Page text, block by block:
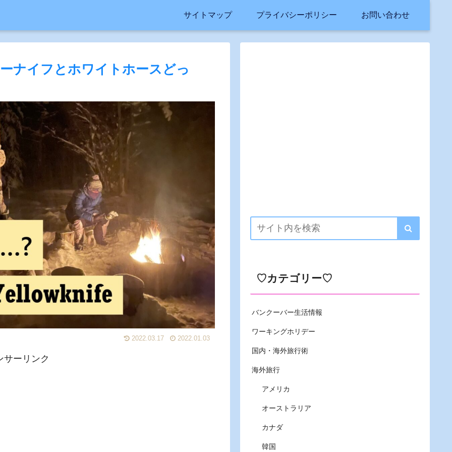
サイトマップ プライバシーポリシー お問い合わせ
ナイフとホワイトホースどっ
2022.03.17 2022.01.03
サーリンク
♡カテゴリー♡
バンクーバー生活情報
ワーキングホリデー
国内・海外旅行術
海外旅行
アメリカ
オーストラリア
カナダ
韓国